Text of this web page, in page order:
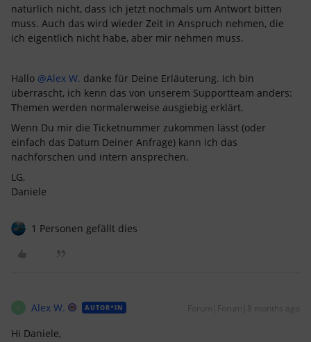
natürlich nicht, dass ich jetzt nochmals um Antwort bitten
muss. Auch das wird wieder Zeit in Anspruch nehmen, die
ich eigentlich nicht habe, aber mir nehmen muss.
Hallo ​ @Alex W. danke für Deine Erläuterung. Ich bin
überrascht, ich kenn das von unserem Supportteam anders:
Themen werden normalerweise ausgiebig erklärt.
Wenn Du mir die Ticketnummer zukommen lässt (oder
einfach das Datum Deiner Anfrage) kann ich das
nachforschen und intern ansprechen.
LG,
Daniele
1 Personen gefällt dies
A Alex W. AUTOR*IN Forum|Forum|8 months ago
Hi Daniele,